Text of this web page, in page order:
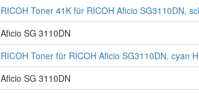
RICOH Toner 41K für RICOH Aficio SG3110DN,
Aficio SG 3110DN
RICOH Toner für RICOH Aficio SG3110DN, cyan
Aficio SG 3110DN